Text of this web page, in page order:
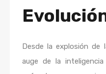
Desde la explosión de
auge de la